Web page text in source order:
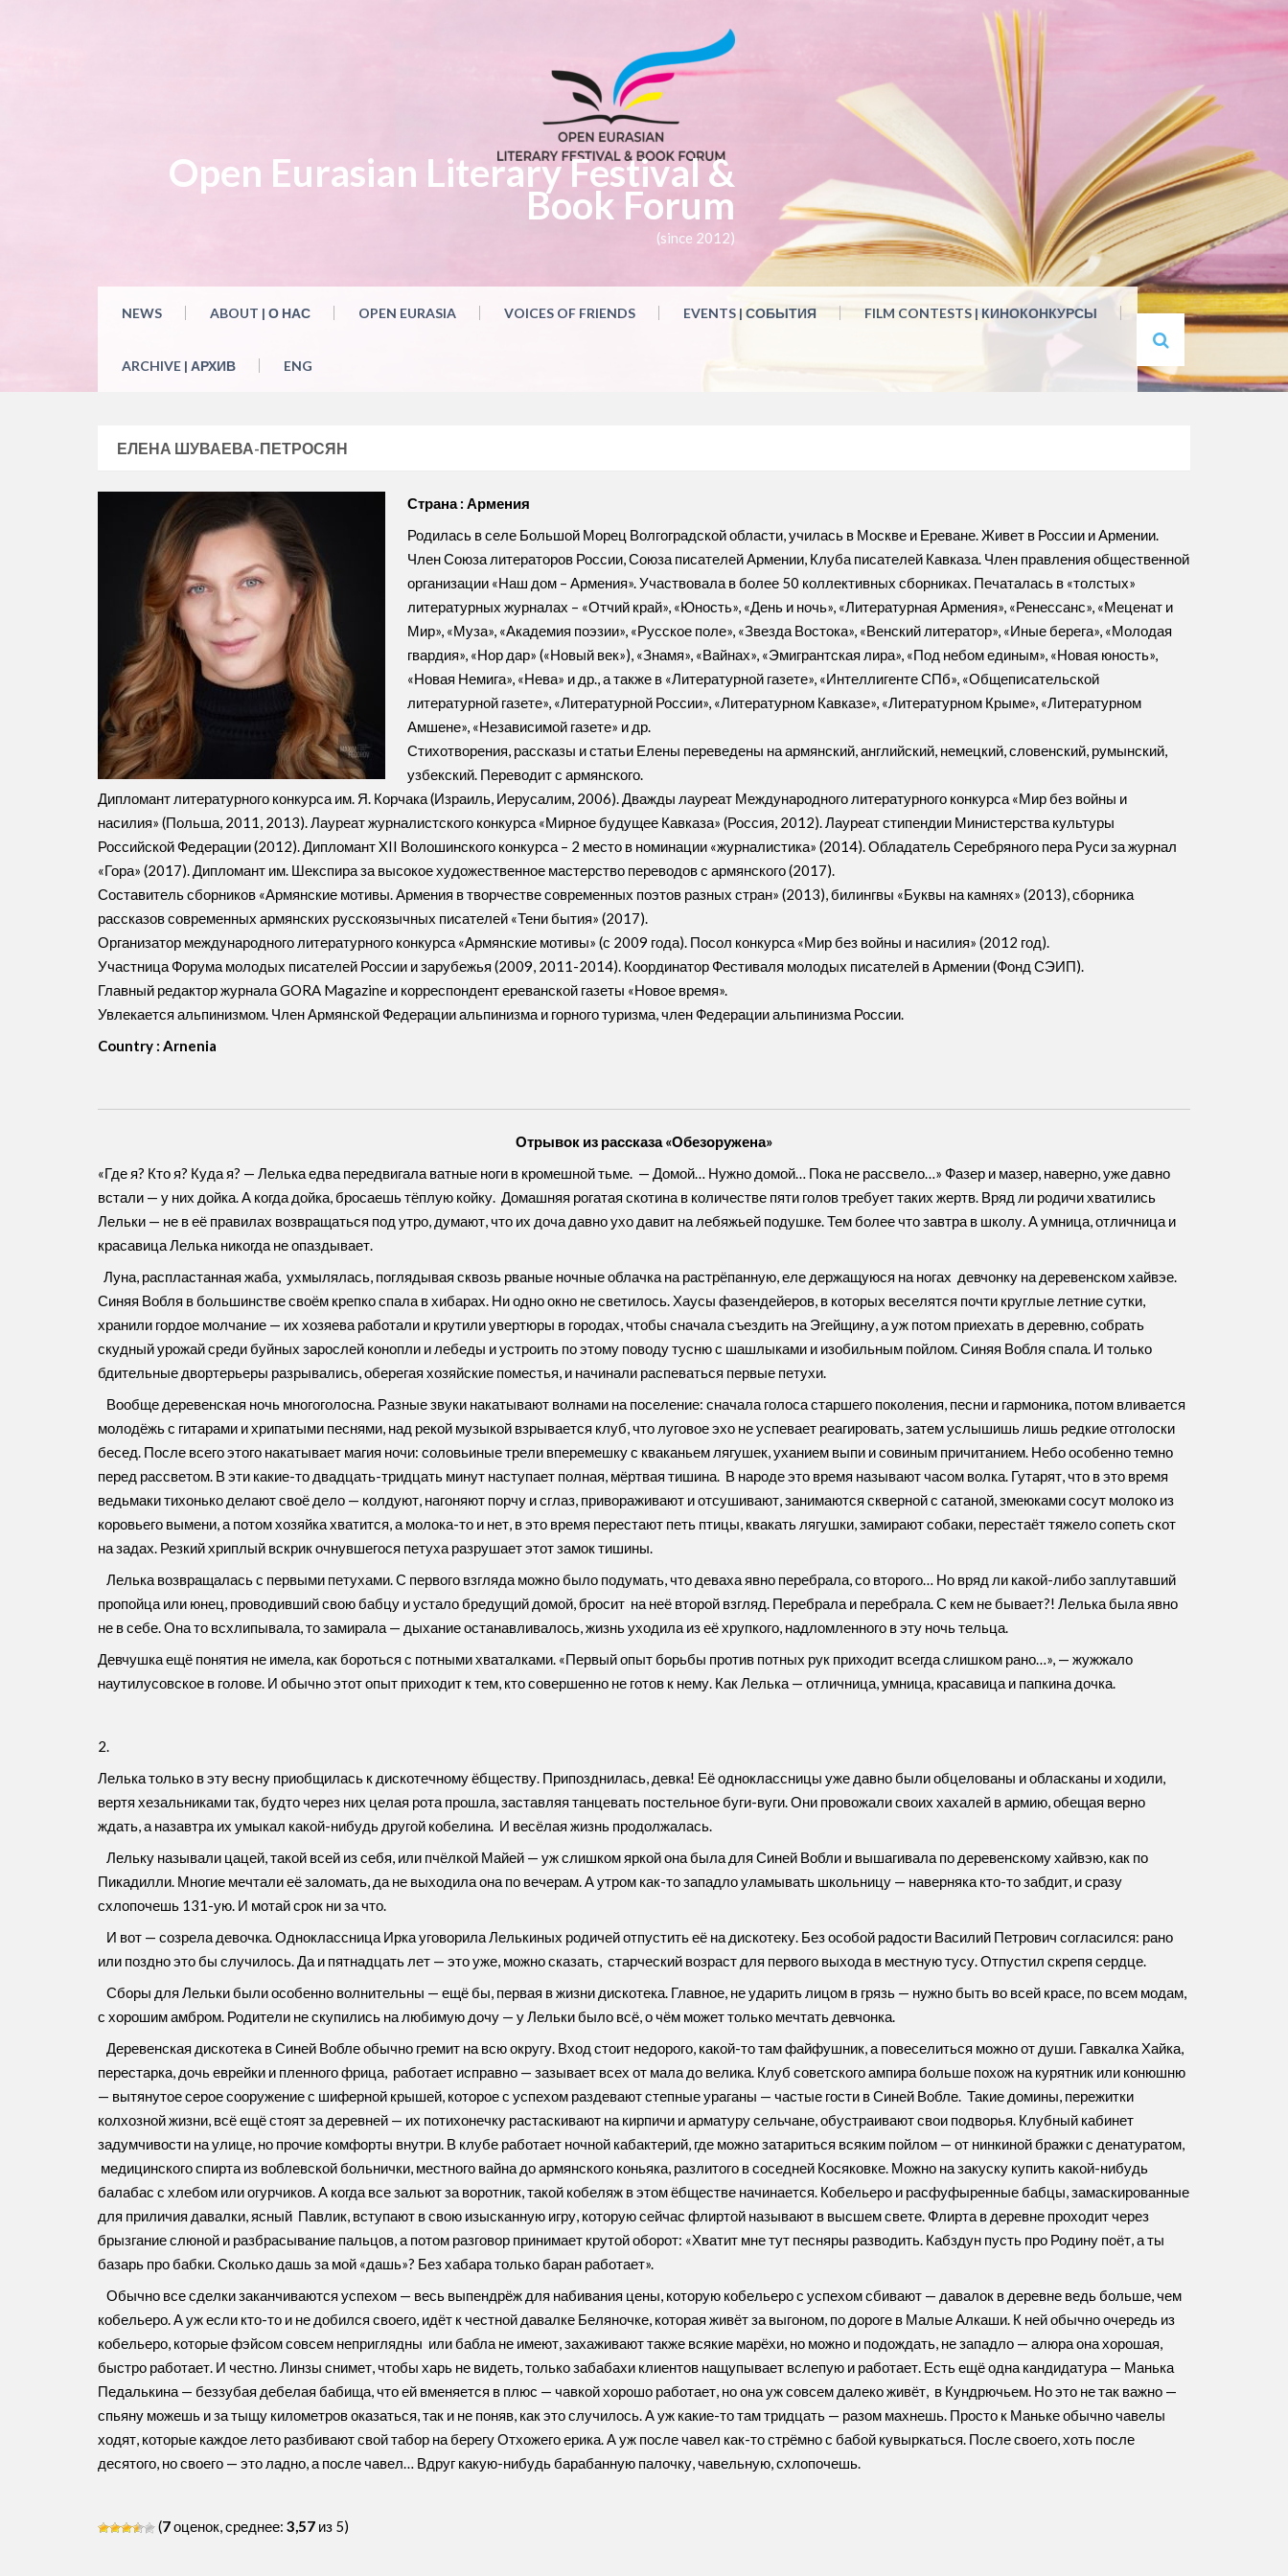
Open Eurasian Literary Festival &
Book Forum
(since 2012)
NEWS ABOUT | О НАС OPEN EURASIA VOICES OF FRIENDS EVENTS | СОБЫТИЯ FILM CONTESTS | КИНОКОНКУРСЫ
ARCHIVE | АРХИВ ENG
ЕЛЕНА ШУВАЕВА-ПЕТРОСЯН
Страна : Армения
Родилась в селе Большой Морец Волгоградской области, училась в Москве и Ереване. Живет в России и Армении.
Член Союза литераторов России, Союза писателей Армении, Клуба писателей Кавказа. Член правления общественной
организации «Наш дом – Армения». Участвовала в более 50 коллективных сборниках. Печаталась в «толстых»
литературных журналах – «Отчий край», «Юность», «День и ночь», «Литературная Армения», «Ренессанс», «Меценат и
Мир», «Муза», «Академия поэзии», «Русское поле», «Звезда Востока», «Венский литератор», «Иные берега», «Молодая
гвардия», «Нор дар» («Новый век»), «Знамя», «Вайнах», «Эмигрантская лира», «Под небом единым», «Новая юность»,
«Новая Немига», «Нева» и др., а также в «Литературной газете», «Интеллигенте СПб», «Общеписательской
литературной газете», «Литературной России», «Литературном Кавказе», «Литературном Крыме», «Литературном
Амшене», «Независимой газете» и др.
Стихотворения, рассказы и статьи Елены переведены на армянский, английский, немецкий, словенский, румынский,
узбекский. Переводит с армянского.
Дипломант литературного конкурса им. Я. Корчака (Израиль, Иерусалим, 2006). Дважды лауреат Международного литературного конкурса «Мир без войны и
насилия» (Польша, 2011, 2013). Лауреат журналистского конкурса «Мирное будущее Кавказа» (Россия, 2012). Лауреат стипендии Министерства культуры
Российской Федерации (2012). Дипломант XII Волошинского конкурса – 2 место в номинации «журналистика» (2014). Обладатель Серебряного пера Руси за журнал
«Гора» (2017). Дипломант им. Шекспира за высокое художественное мастерство переводов с армянского (2017).
Составитель сборников «Армянские мотивы. Армения в творчестве современных поэтов разных стран» (2013), билингвы «Буквы на камнях» (2013), сборника
рассказов современных армянских русскоязычных писателей «Тени бытия» (2017).
Организатор международного литературного конкурса «Армянские мотивы» (с 2009 года). Посол конкурса «Мир без войны и насилия» (2012 год).
Участница Форума молодых писателей России и зарубежья (2009, 2011-2014). Координатор Фестиваля молодых писателей в Армении (Фонд СЭИП).
Главный редактор журнала GORA Magazine и корреспондент ереванской газеты «Новое время».
Увлекается альпинизмом. Член Армянской Федерации альпинизма и горного туризма, член Федерации альпинизма России.
Country : Arnenia
Отрывок из рассказа «Обезоружена»
«Где я? Кто я? Куда я? — Лелька едва передвигала ватные ноги в кромешной тьме. — Домой… Нужно домой… Пока не рассвело…» Фазер и мазер, наверно, уже давно
встали — у них дойка. А когда дойка, бросаешь тёплую койку. Домашняя рогатая скотина в количестве пяти голов требует таких жертв. Вряд ли родичи хватились
Лельки — не в её правилах возвращаться под утро, думают, что их доча давно ухо давит на лебяжьей подушке. Тем более что завтра в школу. А умница, отличница и
красавица Лелька никогда не опаздывает.
Луна, распластанная жаба, ухмылялась, поглядывая сквозь рваные ночные облачка на растрёпанную, еле держащуюся на ногах девчонку на деревенском хайвэе.
Синяя Вобля в большинстве своём крепко спала в хибарах. Ни одно окно не светилось. Хаусы фазендейеров, в которых веселятся почти круглые летние сутки,
хранили гордое молчание — их хозяева работали и крутили увертюры в городах, чтобы сначала съездить на Эгейщину, а уж потом приехать в деревню, собрать
скудный урожай среди буйных зарослей конопли и лебеды и устроить по этому поводу тусню с шашлыками и изобильным пойлом. Синяя Вобля спала. И только
бдительные двортерьеры разрывались, оберегая хозяйские поместья, и начинали распеваться первые петухи.
Вообще деревенская ночь многоголосна. Разные звуки накатывают волнами на поселение: сначала голоса старшего поколения, песни и гармоника, потом вливается
молодёжь с гитарами и хрипатыми песнями, над рекой музыкой взрывается клуб, что луговое эхо не успевает реагировать, затем услышишь лишь редкие отголоски
бесед. После всего этого накатывает магия ночи: соловьиные трели вперемешку с кваканьем лягушек, уханием выпи и совиным причитанием. Небо особенно темно
перед рассветом. В эти какие-то двадцать-тридцать минут наступает полная, мёртвая тишина. В народе это время называют часом волка. Гутарят, что в это время
ведьмаки тихонько делают своё дело — колдуют, нагоняют порчу и сглаз, привораживают и отсушивают, занимаются скверной с сатаной, змеюками сосут молоко из
коровьего вымени, а потом хозяйка хватится, а молока-то и нет, в это время перестают петь птицы, квакать лягушки, замирают собаки, перестаёт тяжело сопеть скот
на задах. Резкий хриплый вскрик очнувшегося петуха разрушает этот замок тишины.
Лелька возвращалась с первыми петухами. С первого взгляда можно было подумать, что деваха явно перебрала, со второго… Но вряд ли какой-либо заплутавший
пропойца или юнец, проводивший свою бабцу и устало бредущий домой, бросит на неё второй взгляд. Перебрала и перебрала. С кем не бывает?! Лелька была явно
не в себе. Она то всхлипывала, то замирала — дыхание останавливалось, жизнь уходила из её хрупкого, надломленного в эту ночь тельца.
Девчушка ещё понятия не имела, как бороться с потными хваталками. «Первый опыт борьбы против потных рук приходит всегда слишком рано…», — жужжало
наутилусовское в голове. И обычно этот опыт приходит к тем, кто совершенно не готов к нему. Как Лелька — отличница, умница, красавица и папкина дочка.
2.
Лелька только в эту весну приобщилась к дискотечному ёбществу. Припозднилась, девка! Её одноклассницы уже давно были обцелованы и обласканы и ходили,
вертя хезальниками так, будто через них целая рота прошла, заставляя танцевать постельное буги-вуги. Они провожали своих хахалей в армию, обещая верно
ждать, а назавтра их умыкал какой-нибудь другой кобелина. И весёлая жизнь продолжалась.
Лельку называли цацей, такой всей из себя, или пчёлкой Майей — уж слишком яркой она была для Синей Вобли и вышагивала по деревенскому хайвэю, как по
Пикадилли. Многие мечтали её заломать, да не выходила она по вечерам. А утром как-то западло уламывать школьницу — наверняка кто-то забдит, и сразу
схлопочешь 131-ую. И мотай срок ни за что.
И вот — созрела девочка. Одноклассница Ирка уговорила Лелькиных родичей отпустить её на дискотеку. Без особой радости Василий Петрович согласился: рано
или поздно это бы случилось. Да и пятнадцать лет — это уже, можно сказать, старческий возраст для первого выхода в местную тусу. Отпустил скрепя сердце.
Сборы для Лельки были особенно волнительны — ещё бы, первая в жизни дискотека. Главное, не ударить лицом в грязь — нужно быть во всей красе, по всем модам,
с хорошим амбром. Родители не скупились на любимую дочу — у Лельки было всё, о чём может только мечтать девчонка.
Деревенская дискотека в Синей Вобле обычно гремит на всю округу. Вход стоит недорого, какой-то там файфушник, а повеселиться можно от души. Гавкалка Хайка,
перестарка, дочь еврейки и пленного фрица, работает исправно — зазывает всех от мала до велика. Клуб советского ампира больше похож на курятник или конюшню
— вытянутое серое сооружение с шиферной крышей, которое с успехом раздевают степные ураганы — частые гости в Синей Вобле. Такие домины, пережитки
колхозной жизни, всё ещё стоят за деревней — их потихонечку растаскивают на кирпичи и арматуру сельчане, обустраивают свои подворья. Клубный кабинет
задумчивости на улице, но прочие комфорты внутри. В клубе работает ночной кабактерий, где можно затариться всяким пойлом — от нинкиной бражки с денатуратом,
медицинского спирта из воблевской больнички, местного вайна до армянского коньяка, разлитого в соседней Косяковке. Можно на закуску купить какой-нибудь
балабас с хлебом или огурчиков. А когда все зальют за воротник, такой кобеляж в этом ёбществе начинается. Кобельеро и расфуфыренные бабцы, замаскированные
для приличия давалки, ясный Павлик, вступают в свою изысканную игру, которую сейчас флиртой называют в высшем свете. Флирта в деревне проходит через
брызгание слюной и разбрасывание пальцов, а потом разговор принимает крутой оборот: «Хватит мне тут песняры разводить. Кабздун пусть про Родину поёт, а ты
базарь про бабки. Сколько дашь за мой «дашь»? Без хабара только баран работает».
Обычно все сделки заканчиваются успехом — весь выпендрёж для набивания цены, которую кобельеро с успехом сбивают — давалок в деревне ведь больше, чем
кобельеро. А уж если кто-то и не добился своего, идёт к честной давалке Беляночке, которая живёт за выгоном, по дороге в Малые Алкаши. К ней обычно очередь из
кобельеро, которые фэйсом совсем неприглядны или бабла не имеют, захаживают также всякие марёхи, но можно и подождать, не западло — алюра она хорошая,
быстро работает. И честно. Линзы снимет, чтобы харь не видеть, только забабахи клиентов нащупывает вслепую и работает. Есть ещё одна кандидатура — Манька
Педалькина — беззубая дебелая бабища, что ей вменяется в плюс — чавкой хорошо работает, но она уж совсем далеко живёт, в Кундрючьем. Но это не так важно —
спьяну можешь и за тыщу километров оказаться, так и не поняв, как это случилось. А уж какие-то там тридцать — разом махнешь. Просто к Маньке обычно чавелы
ходят, которые каждое лето разбивают свой табор на берегу Отхожего ерика. А уж после чавел как-то стрёмно с бабой кувыркаться. После своего, хоть после
десятого, но своего — это ладно, а после чавел… Вдруг какую-нибудь барабанную палочку, чавельную, схлопочешь.
(7оценок, среднее: 3,57 из 5)